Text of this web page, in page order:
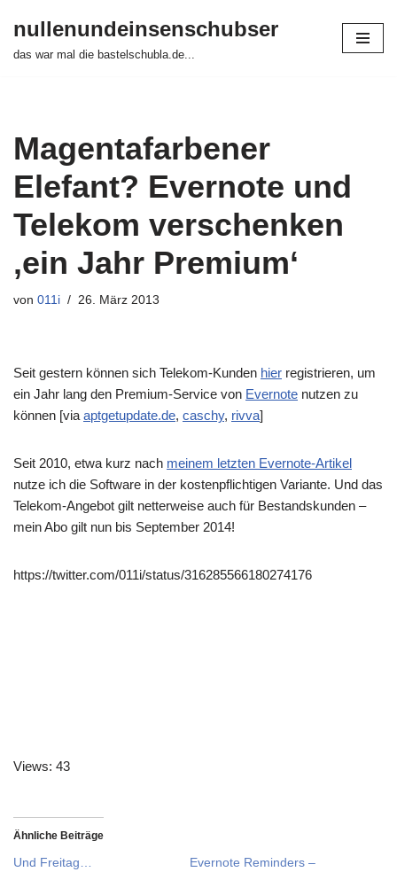
Zum
nullenundeinsenschubser
das war mal die bastelschubla.de...
Magentafarbener
Elefant? Evernote und
Telekom verschenken
‚ein Jahr Premium‘
von 011i 26. März 2013
Seit gestern können sich Telekom-Kunden hier registrieren, um
ein Jahr lang den Premium-Service von Evernote nutzen zu
können [via aptgetupdate.de, caschy, rivva]
Seit 2010, etwa kurz nach meinem letzten Evernote-Artikel
nutze ich die Software in der kostenpflichtigen Variante. Und das
Telekom-Angebot gilt netterweise auch für Bestandskunden –
mein Abo gilt nun bis September 2014!
https://twitter.com/011i/status/316285566180274176
Views: 43
Ähnliche Beiträge
Und Freitag…
Evernote Reminders –